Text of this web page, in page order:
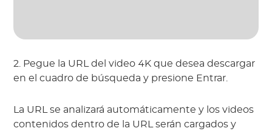
2. Pegue la URL del video 4K que desea descargar
en el cuadro de búsqueda y presione Entrar.
La URL se analizará automáticamente y los videos
contenidos dentro de la URL serán cargados y